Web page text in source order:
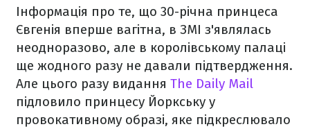
Інформація про те, що 30-річна принцеса
Євгенія вперше вагітна, в ЗМІ з'являлась
неодноразово, але в королівському палаці
ще жодного разу не давали підтвердження.
Але цього разу видання The Daily Mail
підловило принцесу Йоркську у
провокативному образі, яке підкреслювало